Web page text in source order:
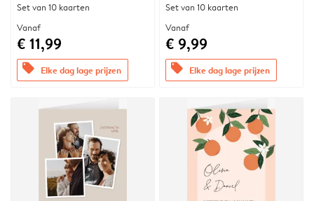
Set van 10 kaarten
Vanaf
€ 11,99
offers Elke dag lage prijzen
Set van 10 kaarten
Vanaf
€ 9,99
offers Elke dag lage prijzen